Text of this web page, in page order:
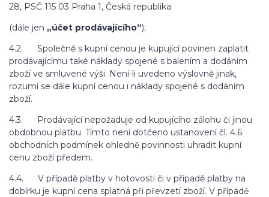
28, PSČ 115 03 Praha 1, Česká republika
(dále jen „účet prodávajícího“);
4.2. Společně s kupní cenou je kupující povinen zaplatit
prodávajícímu také náklady spojené s balením a dodáním
zboží ve smluvené výši. Není-li uvedeno výslovně jinak,
rozumí se dále kupní cenou i náklady spojené s dodáním
zboží.
4.3. Prodávající nepožaduje od kupujícího zálohu či jinou
obdobnou platbu. Tímto není dotčeno ustanovení čl. 4.6
obchodních podmínek ohledně povinnosti uhradit kupní
cenu zboží předem.
4.4. V případě platby v hotovosti či v případě platby na
dobírku je kupní cena splatná při převzetí zboží. V případě